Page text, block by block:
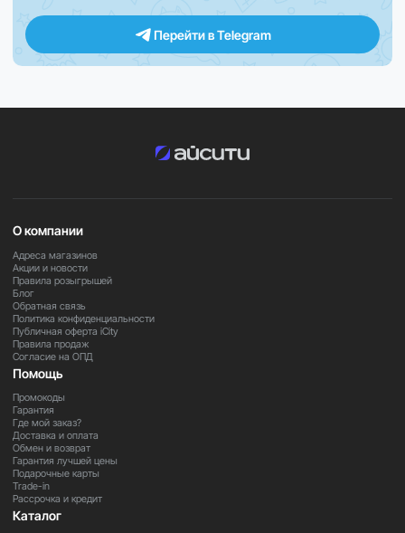
Перейти в Telegram
О компании
Адреса магазинов
Акции и новости
Правила розыгрышей
Блог
Обратная связь
Политика конфиденциальности
Публичная оферта iCity
Правила продаж
Согласие на ОПД
Помощь
Промокоды
Гарантия
Где мой заказ?
Доставка и оплата
Обмен и возврат
Гарантия лучшей цены
Подарочные карты
Trade-in
Рассрочка и кредит
Каталог